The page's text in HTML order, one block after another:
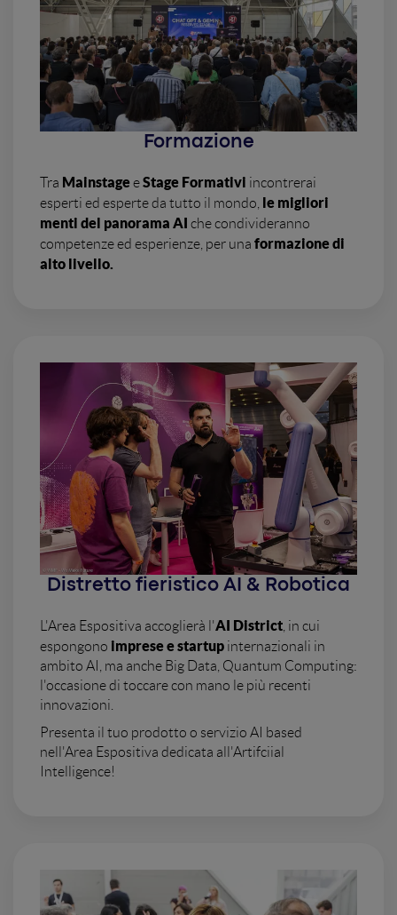
Formazione
Tra MainstageeStage Formativi incontrerai
esperti ed esperte da tutto il mondo, le migliori
menti del panorama AI che condivideranno
competenze ed esperienze, per una formazione di
alto livello.
Distretto fieristico AI & Robotica
L'Area Espositiva accoglierà l'AI District , in cui
espongono imprese e startup internazionali in
ambito AI, ma anche Big Data, Quantum Computing:
l'occasione di toccare con mano le più recenti
innovazioni.
Presenta il tuo prodotto o servizio AI based
nell'Area Espositiva dedicata all'Artifciial
Intelligence!